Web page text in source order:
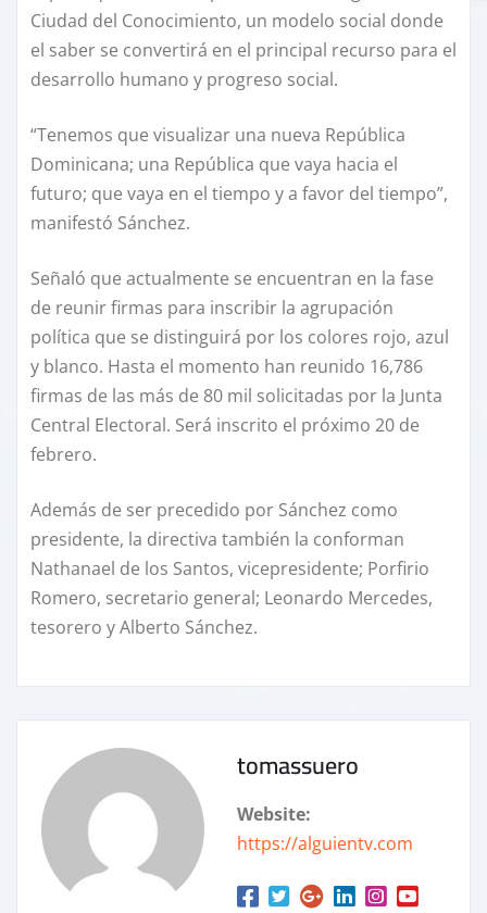
Ciudad del Conocimiento, un modelo social donde
el saber se convertirá en el principal recurso para el
desarrollo humano y progreso social.
“Tenemos que visualizar una nueva República
Dominicana; una República que vaya hacia el
futuro; que vaya en el tiempo y a favor del tiempo”,
manifestó Sánchez.
Señaló que actualmente se encuentran en la fase
de reunir firmas para inscribir la agrupación
política que se distinguirá por los colores rojo, azul
y blanco. Hasta el momento han reunido 16,786
firmas de las más de 80 mil solicitadas por la Junta
Central Electoral. Será inscrito el próximo 20 de
febrero.
Además de ser precedido por Sánchez como
presidente, la directiva también la conforman
Nathanael de los Santos, vicepresidente; Porfirio
Romero, secretario general; Leonardo Mercedes,
tesorero y Alberto Sánchez.
tomassuero
Website:
https://alguientv.com